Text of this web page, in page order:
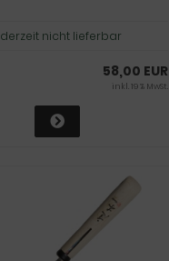
derzeit nicht lieferbar
58,00 EUR
inkl. 19 % MwSt.